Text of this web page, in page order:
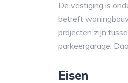
De vestiging is
betreft
projecten zijn
parkeergarage.
Eisen